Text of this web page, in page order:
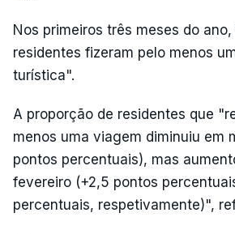
Nos primeiros três meses do
residentes fizeram pelo menos
turística".
A proporção de residentes que
menos uma viagem diminuiu em
pontos percentuais), mas
fevereiro (+2,5 pontos
percentuais, respetivamente)",